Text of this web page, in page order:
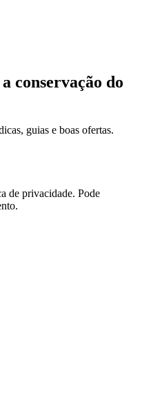
conservação do
guias e boas ofertas.
de privacidade. Pode